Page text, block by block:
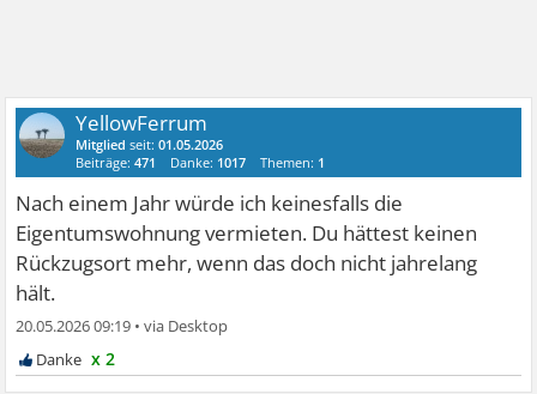
YellowFerrum
Mitglied seit:01.05.2026
Beiträge:471 Danke: 1017 Themen: 1
Nach einem Jahr würde ich keinesfalls die
Eigentumswohnung vermieten. Du hättest keinen
Rückzugsort mehr, wenn das doch nicht jahrelang
hält.
20.05.2026 09:19 •
x 2